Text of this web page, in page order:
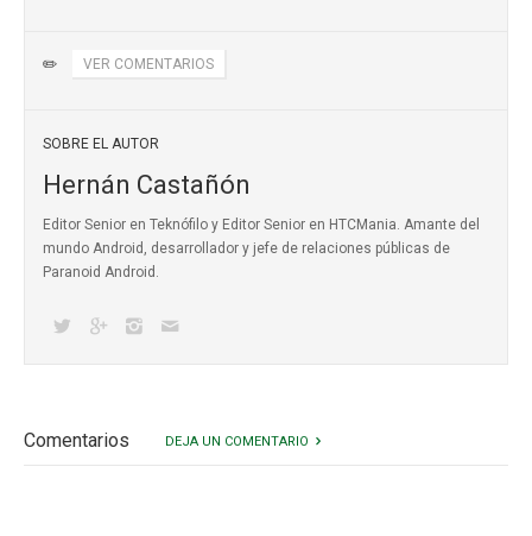
✏️ VER COMENTARIOS
SOBRE EL AUTOR
Hernán Castañón
Editor Senior en Teknófilo y Editor Senior en HTCMania. Amante del
mundo Android, desarrollador y jefe de relaciones públicas de
Paranoid Android.
Comentarios DEJA UN COMENTARIO